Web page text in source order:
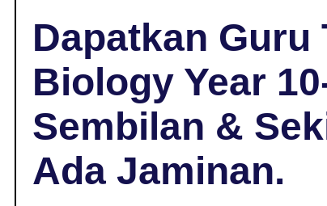
DI
ROMPIN,
NEGERI
SEMBILAN
|
Dapatkan Guru
Biology Year
Sembilan &
Ada Jaminan.